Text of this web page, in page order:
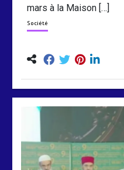
mars à la Maison […]
Société